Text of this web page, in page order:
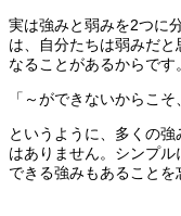
実は強みと弱みを2つに
は、自分たちは弱みだ
なることがあるからです。
「～ができないからこ
というように、多くの
はありません。シンプ
できる強みもあることを